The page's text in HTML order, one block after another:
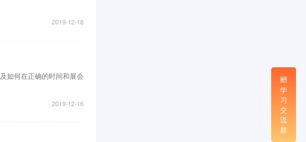
2019-12-18
如何在正确的时间和展会
...
2019-12-16
学
习
交
流
群